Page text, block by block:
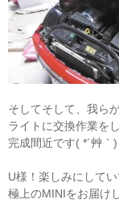
そしてそして、我ら
ライトに交換作業を
完成間近です( *´艸｀)
U様！楽しみにして
極上のMINIをお届け